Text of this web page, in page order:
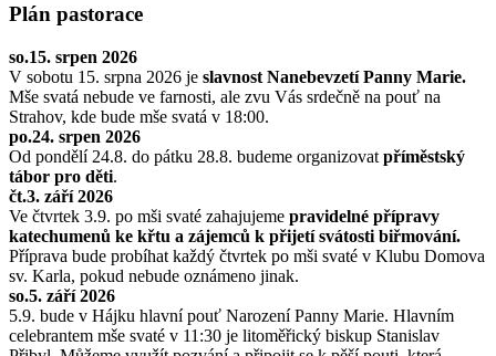
Plán pastorace
so.15. srpen 2026
V sobotu 15. srpna 2026 je slavnost Nanebevzetí Panny Marie.
Mše svatá nebude ve farnosti, ale zvu Vás srdečně na pouť na
Strahov, kde bude mše svatá v 18:00.
po.24. srpen 2026
Od pondělí 24.8. do pátku 28.8. budeme organizovat příměstský
tábor pro děti.
čt.3. září 2026
Ve čtvrtek 3.9. po mši svaté zahajujeme pravidelné přípravy
katechumenů ke křtu a zájemců k přijetí svátosti biřmování.
Příprava bude probíhat každý čtvrtek po mši svaté v Klubu Domova
sv. Karla, pokud nebude oznámeno jinak.
so.5. září 2026
5.9. bude v Hájku hlavní pouť Narození Panny Marie. Hlavním
celebrantem mše svaté v 11:30 je litoměřický biskup Stanislav